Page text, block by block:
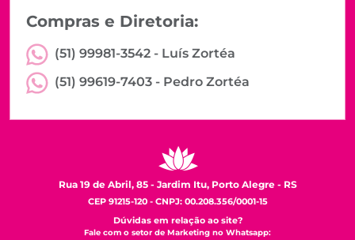
Compras e Diretoria:
(51) 99981-3542 - Luís Zortéa
(51) 99619-7403 - Pedro Zortéa
Rua 19 de Abril, 85 - Jardim Itu, Porto Alegre - RS
CEP 91215-120 - CNPJ: 00.208.356/0001-15
Dúvidas em relação ao site?
Fale com o setor de Marketing no Whatsapp: